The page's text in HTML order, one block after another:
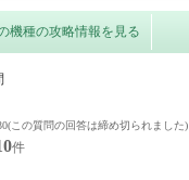
機種の攻略情報を見る
この質問の回答は締め切られました)
件